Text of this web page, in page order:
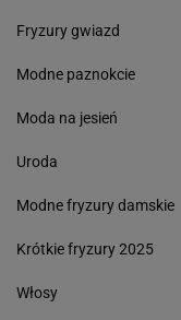
Fryzury gwiazd
Modne paznokcie
Moda na jesień
Uroda
Modne fryzury damskie
Krótkie fryzury 2025
Włosy